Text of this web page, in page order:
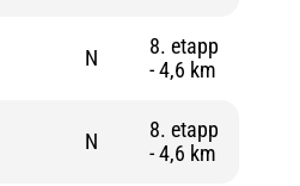
N
8. etapp
- 4,6 km
N
8. etapp
- 4,6 km